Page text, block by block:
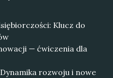
Klucz do
— ćwiczenia dla
rozwoju i nowe